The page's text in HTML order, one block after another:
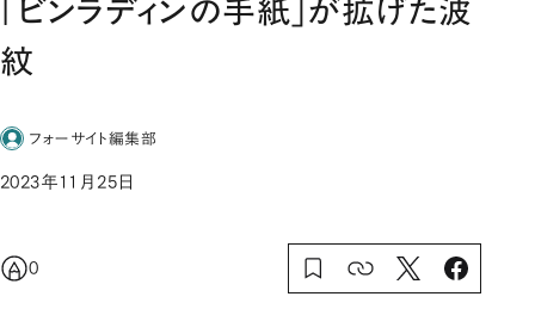
「ビンラディンの手紙」が拡げた波
紋
フォーサイト編集部
2023年11月25日
0